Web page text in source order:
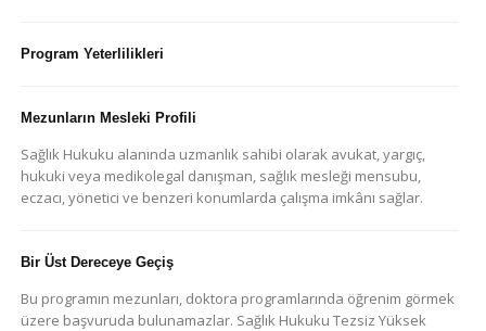
Program Yeterlilikleri
Mezunların Mesleki Profili
Sağlık Hukuku alanında uzmanlık sahibi olarak avukat, yargıç,
hukuki veya medikolegal danışman, sağlık mesleği mensubu,
eczacı, yönetici ve benzeri konumlarda çalışma imkânı sağlar.
Bir Üst Dereceye Geçiş
Bu programın mezunları, doktora programlarında öğrenim görmek
üzere başvuruda bulunamazlar. Sağlık Hukuku Tezsiz Yüksek